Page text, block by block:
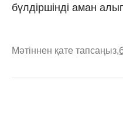
бүлдіршінді аман
Мәтіннен қате тапсаңыз,